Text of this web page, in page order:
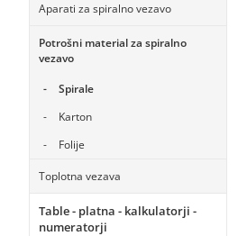
Aparati za spiralno vezavo
Potrošni material za spiralno
vezavo
Spirale
Karton
Folije
Toplotna vezava
Table - platna - kalkulatorji -
numeratorji